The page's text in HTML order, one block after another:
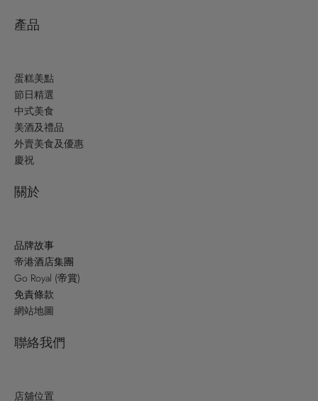
產品
蛋糕美點
節日精選
中式美食
美酒及禮品
外賣美食及優惠
慶祝
關於
品牌故事
帝港酒店集團
Go Royal (帝賞)
免責條款
網站地圖
聯絡我們
店舖位置